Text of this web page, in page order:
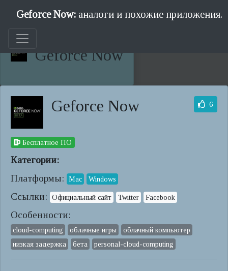
Geforce Now: аналоги и похожие приложения.
Geforce Now
Geforce Now 6
Бесплатное ПО
Категории:
Платформы:
Mac Windows
Ссылки: Официальный сайт Twitter Facebook
Особенности:
cloud-computing облачные игры
облачный компьютер
низкая задержка
бета personal-cloud-computing